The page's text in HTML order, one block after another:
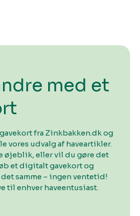
med et
fra Zinkbakken.dk og
vores udvalg af haveartikler.
øjeblik, eller vil du gøre det
et digitalt gavekort og
samme – ingen ventetid!
til enhver haveentusiast.